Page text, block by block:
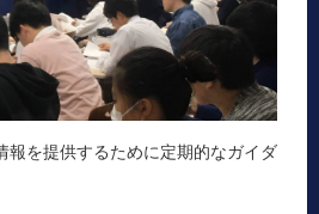
報を提供するために定期的なガイダ